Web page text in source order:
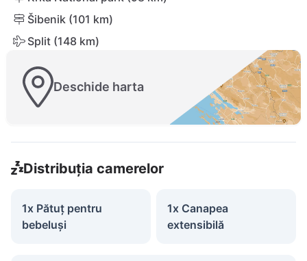
Šibenik (101 km)
Split (148 km)
Deschide harta
Distribuția camerelor
1x Pătuț pentru
bebeluși
1x Canapea
extensibilă